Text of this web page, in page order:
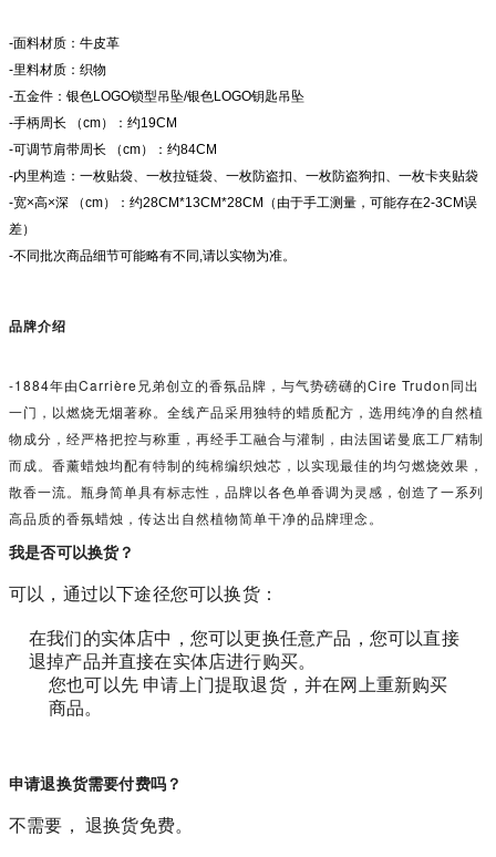
-面料材质：牛皮革
-里料材质：织物
-五金件：银色LOGO锁型吊坠/银色LOGO钥匙吊坠
-手柄周长 （cm）：约19CM
-可调节肩带周长 （cm）：约84CM
-内里构造：一枚贴袋、一枚拉链袋、一枚防盗扣、一枚防盗狗扣、一枚卡夹贴袋
-宽×高×深 （cm）：约28CM*13CM*28CM（由于手工测量，可能存在2-3CM误
差）
-不同批次商品细节可能略有不同,请以实物为准。
品牌介绍
-1884年由Carrière兄弟创立的香氛品牌，与气势磅礴的Cire Trudon同出
一门，以燃烧无烟著称。全线产品采用独特的蜡质配方，选用纯净的自然植
物成分，经严格把控与称重，再经手工融合与灌制，由法国诺曼底工厂精制
而成。香薰蜡烛均配有特制的纯棉编织烛芯，以实现最佳的均匀燃烧效果，
散香一流。瓶身简单具有标志性，品牌以各色单香调为灵感，创造了一系列
高品质的香氛蜡烛，传达出自然植物简单干净的品牌理念。
我是否可以换货？
可以，通过以下途径您可以换货：
在我们的实体店中，您可以更换任意产品，您可以直接
退掉产品并直接在实体店进行购买。
您也可以先 申请上门提取退货，并在网上重新购买
商品。
申请退换货需要付费吗？
不需要， 退换货免费。